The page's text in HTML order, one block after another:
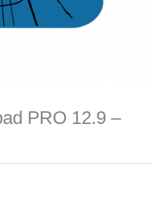
PRO 12.9 –